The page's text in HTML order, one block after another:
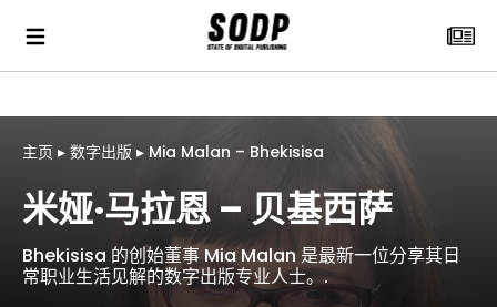
主页 ▸ 数字出版 ▸ Mia Malan – Bhekisisa
米娅·马拉恩 – 贝基西萨
Bhekisisa 的创始董事 Mia Malan 是最新一位分享其日
常职业生活见解的数字出版专业人士。.